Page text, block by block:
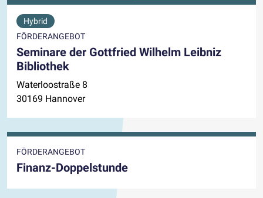
Hybrid
FÖRDERANGEBOT
Seminare der Gottfried Wilhelm Leibniz
Bibliothek
Waterloostraße 8
30169 Hannover
FÖRDERANGEBOT
Finanz-Doppelstunde